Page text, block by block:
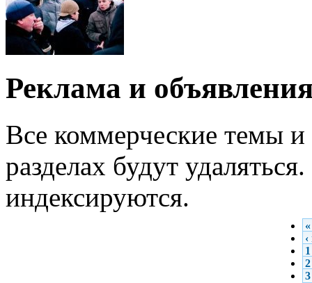
Реклама и
Все коммерческие темы
разделах будут
индексируются.
1
2
3